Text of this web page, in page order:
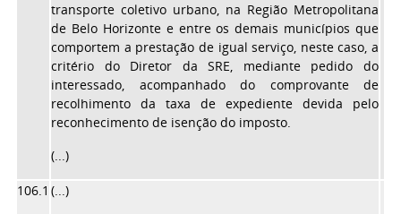
transporte coletivo urbano, na Região Metropolitana
de Belo Horizonte e entre os demais municípios que
comportem a prestação de igual serviço, neste caso, a
critério do Diretor da SRE, mediante pedido do
interessado, acompanhado do comprovante de
recolhimento da taxa de expediente devida pelo
reconhecimento de isenção do imposto.
(...)
106.1 (...)